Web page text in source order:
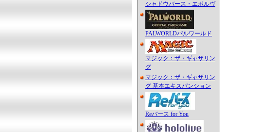
シャドウバース・エボルヴ
PALWORLDパルワールド
マジック：ザ・ギャザリン
グ
マジック：ザ・ギャザリン
グ 基本エキスパンション
Reバース for You